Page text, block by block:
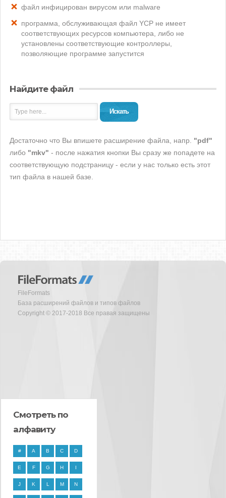
файл инфицирован вирусом или malware
программа, обслуживающая файл YCP не имеет
соответствующих ресурсов компьютера, либо не
установлены соответствующие контроллеры,
позволяющие программе запустится
Найдите файл
Искать
Достаточно что Вы впишете расширение файла, напр. "pdf"
либо "mkv" - после нажатия кнопки Вы сразу же попадете на
соответствующую подстраницу - если у нас только есть этот
тип файла в нашей базе.
FileFormats
База расширений файлов и типов файлов
Copyright © 2017-2018 Все правая защищены
Смотреть по
алфавиту
# A B C D
E F G H I
J K L M N